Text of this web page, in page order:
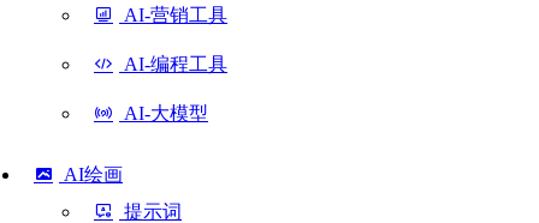
AI-营销工具
AI-编程工具
AI-大模型
AI绘画
提示词